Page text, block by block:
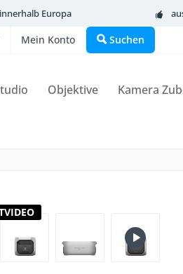
Europa
Mein Konto Suchen
Objektive Kamera